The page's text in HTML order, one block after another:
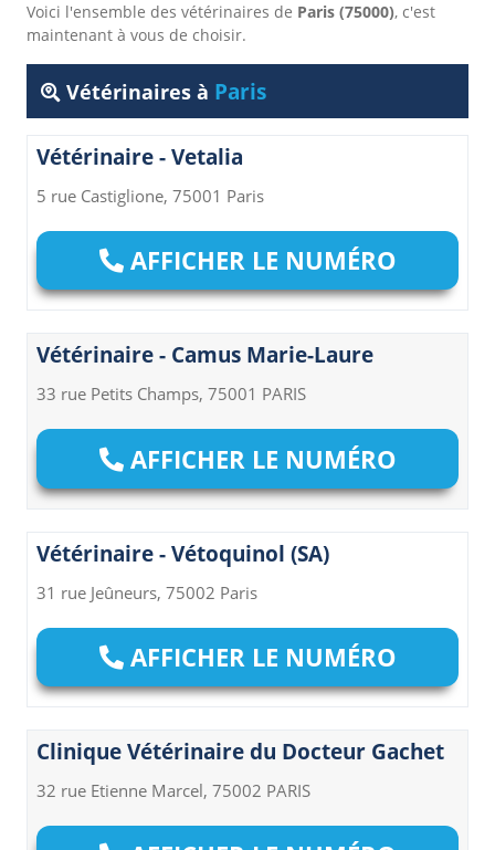
Voici l'ensemble des vétérinaires de Paris (75000), c'est
maintenant à vous de choisir.
Vétérinaires à Paris
Vétérinaire - Vetalia
5 rue Castiglione, 75001 Paris
AFFICHER LE NUMÉRO
Vétérinaire - Camus Marie-Laure
33 rue Petits Champs, 75001 PARIS
AFFICHER LE NUMÉRO
Vétérinaire - Vétoquinol (SA)
31 rue Jeûneurs, 75002 Paris
AFFICHER LE NUMÉRO
Clinique Vétérinaire du Docteur Gachet
32 rue Etienne Marcel, 75002 PARIS